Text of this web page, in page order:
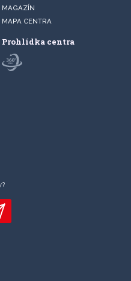
MAGAZÍN
MAPA CENTRA
Prohlídka centra